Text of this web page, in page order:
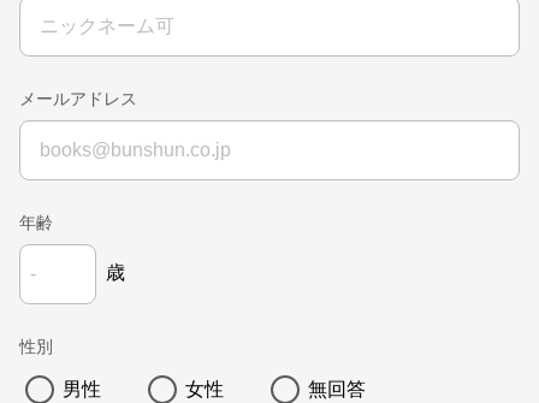
メールアドレス
年齢
歳
性別
男性 女性 無回答